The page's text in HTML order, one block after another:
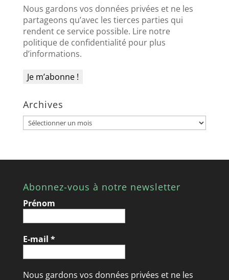
e
:
Nous gardons vos données privées et ne les
partageons qu’avec les tierces parties qui
rendent ce service possible. Lire notre
politique de confidentialité pour plus
d’informations.
Archives
Archives
Abonnez-vous à notre newsletter
Prénom
E-mail *
Nous gardons vos données privées et ne les